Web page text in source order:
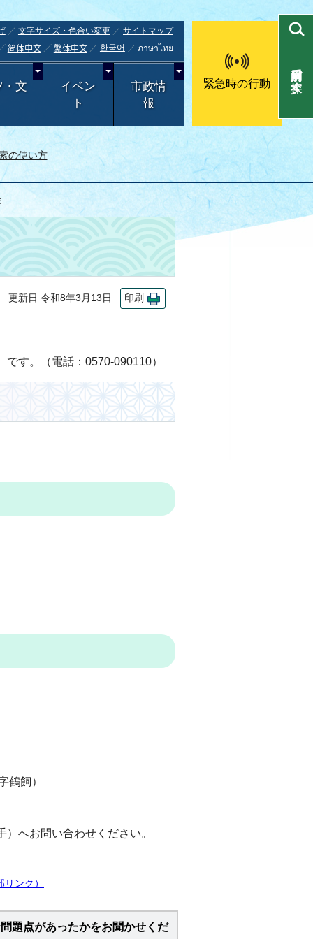
文字サイズ・色合い変更
サイトマップ
简体中文 繁体中文 한국어 ภาษาไทย
・文
イベン
ト
市政情
報
緊急時の行動
の使い方
目的別で探す
更新日 令和8年3月13日 印刷
す。（電話：0570-090110）
鶴飼）
へお問い合わせください。
リンク）
題点があったかをお聞かせくだ